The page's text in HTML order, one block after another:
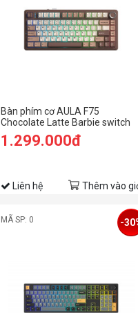
Bàn phím cơ AULA F75
Chocolate Latte Barbie switch
1.299.000đ
Liên hệ Thêm vào
MÃ SP: 0 -